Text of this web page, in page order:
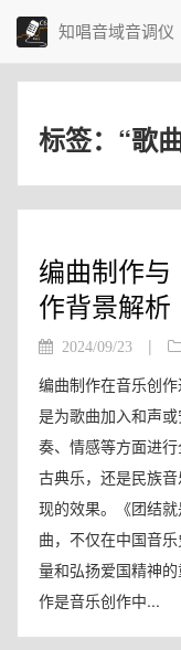
知唱音域音调仪
标签：“歌
编曲制作与
作背景解析
2024/09/23 |
编曲制作在音乐创
是为歌曲加入和声
奏、情感等方面进
古典乐，还是民族
现的效果。《团结
曲，不仅在中国音
量和弘扬爱国精神
作是音乐创作中...